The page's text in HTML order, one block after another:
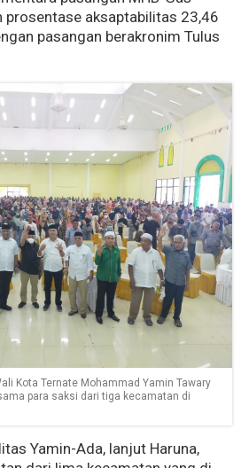
prosentase aksaptabilitas 23,46
pasangan berakronim Tulus
Kota Ternate Mohammad Yamin Tawary
para saksi dari tiga kecamatan di
Yamin-Ada, lanjut Haruna,